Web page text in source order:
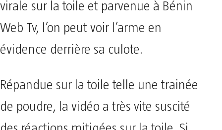
virale sur la toile et parvenue à Bénin
Web Tv, l’on peut voir l’arme en
évidence derrière sa culote.
Répandue sur la toile telle une trainée
de poudre, la vidéo a très vite suscité